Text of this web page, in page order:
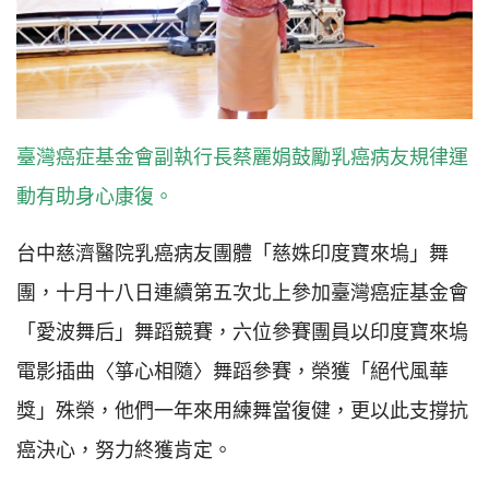
臺灣癌症基金會副執行長蔡麗娟鼓勵乳癌病友規律運
動有助身心康復。
台中慈濟醫院乳癌病友團體「慈姝印度寶來塢」舞
團，十月十八日連續第五次北上參加臺灣癌症基金會
「愛波舞后」舞蹈競賽，六位參賽團員以印度寶來塢
電影插曲〈箏心相隨〉舞蹈參賽，榮獲「絕代風華
獎」殊榮，他們一年來用練舞當復健，更以此支撐抗
癌決心，努力終獲肯定。